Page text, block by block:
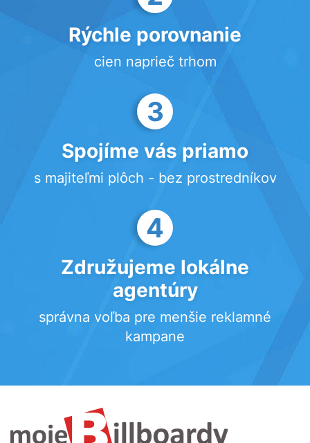
Rýchle porovnanie
cien naprieč trhom
3
Spojíme vás priamo
s majiteľmi plôch - bez prostredníkov
4
Združujeme lokálne
agentúry
správna voľba pre menšie reklamné
kampane